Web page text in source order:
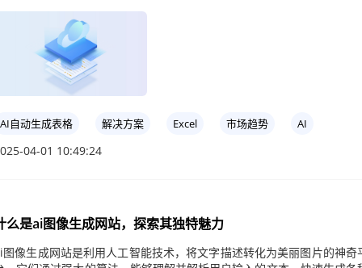
AI自动生成表格 解决方案 Excel 市场趋势 AI
04-01 10:49:24
么是ai图像生成网站，探索其独特魅力
像生成网站是利用人工智能技术，将文字描述转化为美丽图片的神奇